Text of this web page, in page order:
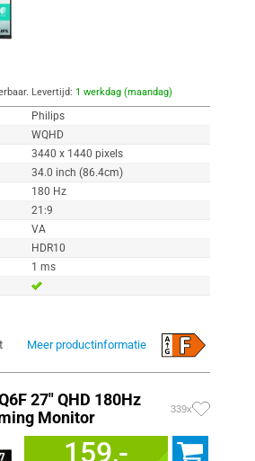
Levertijd: 1 werkdag (maandag)
Philips
WQHD
3440 x 1440 pixels
34.0 inch (86.4cm)
180 Hz
21:9
VA
HDR10
1 ms
Meer productinformatie
27" QHD 180Hz
Monitor
339x
159,-